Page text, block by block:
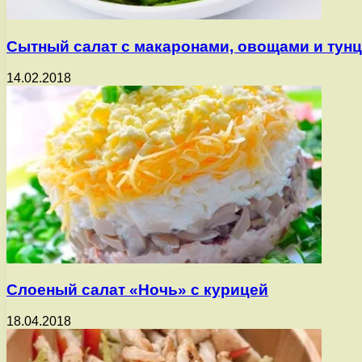
Сытный салат с макаронами, овощами и
14.02.2018
Слоеный салат «Ночь» с курицей
18.04.2018